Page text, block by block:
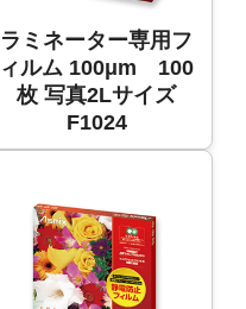
ラミネーター専用フ
ィルム 100μm 100
枚 写真2Lサイズ
F1024